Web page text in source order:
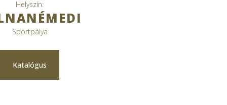
Helyszín:
Sportpálya
Katalógus